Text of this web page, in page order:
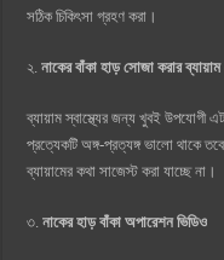
সঠিক চিকিৎসা গ্রহণ করা।
২.নাকের বাঁকা হাড় সোজা করার
ব্যায়াম স্বাস্থ্যের জন্য খুবই উপযোগী
প্রত্যেকটি অঙ্গ-প্রত্যঙ্গ ভালো থাকে তবে
ব্যায়ামের কথা সাজেস্ট করা যাচ্ছে না।
৩.নাকের হাড় বাঁকা অপারেশন ভিডিও